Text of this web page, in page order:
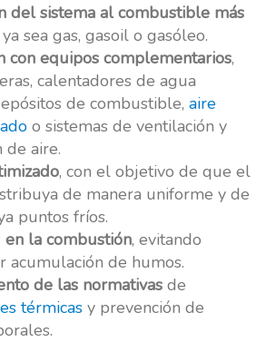
del sistema al combustible más
ya sea gas, gasoil o gasóleo.
con equipos complementarios,
calentadores de agua
de combustible, aire
o sistemas de ventilación y
de aire.
, con el objetivo de que el
de manera uniforme y de
puntos fríos.
la combustión, evitando
acumulación de humos.
de las normativas de
térmicas y prevención de